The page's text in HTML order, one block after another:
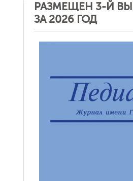
РАЗМЕЩЕН 3-Й
ЗА 2026 ГОД